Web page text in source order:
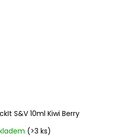
S&V 10ml Kiwi Berry
(>3 ks)